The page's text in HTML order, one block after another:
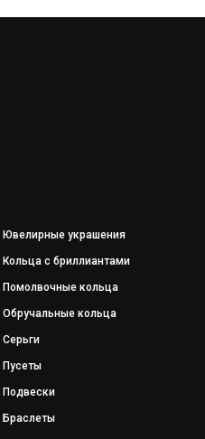
Ювелирные украшения
Кольца с бриллиантами
Помолвочные кольца
Обручальные кольца
Серьги
Пусеты
Подвески
Браслеты